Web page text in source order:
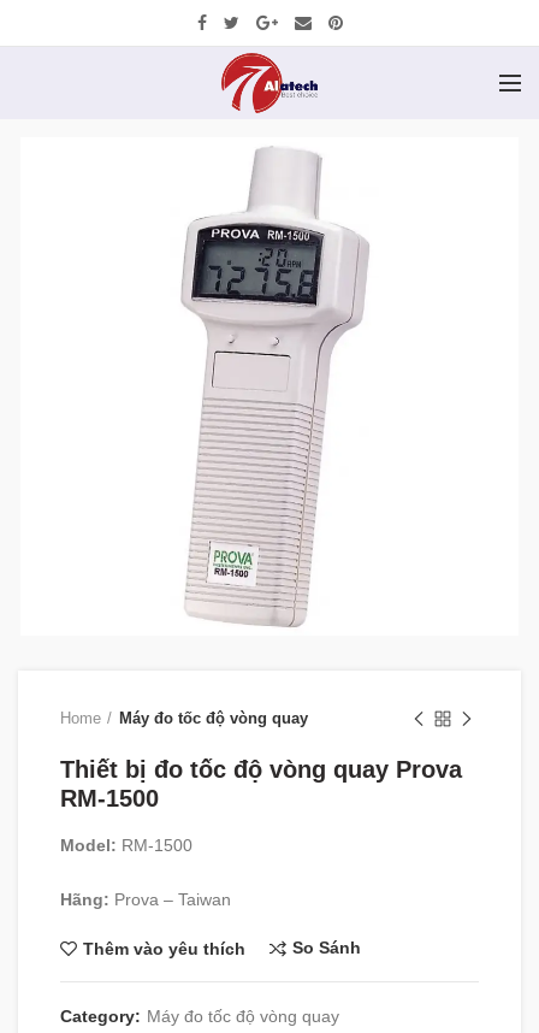
Home Máy đo tốc độ vòng quay
Thiết bị đo tốc độ vòng quay Prova
RM-1500
Model: RM-1500
Hãng: Prova – Taiwan
Thêm vào yêu thích So Sánh
Category: Máy đo tốc độ vòng quay